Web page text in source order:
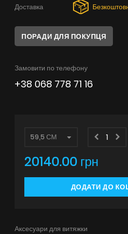
Поради
Сервіс
Інструкції
Доставка
ПОРАДИ ДЛЯ ПОКУПЦЯ
Замовити по телефону
+38 068 778 71 16
20140.00 грн
ДОДАТИ ДО
Аксесуари для витяжки